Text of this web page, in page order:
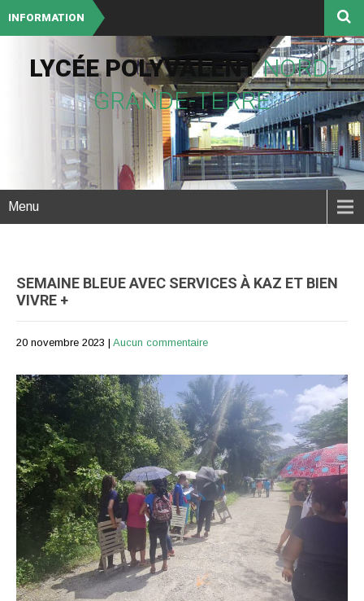
INFORMATION
LYCÉE POLYVALENTNORD-
GRANDE-TERRE
Menu
SEMAINE BLEUE AVEC SERVICES À KAZ ET BIEN
VIVRE +
20 novembre 2023 | Aucun commentaire